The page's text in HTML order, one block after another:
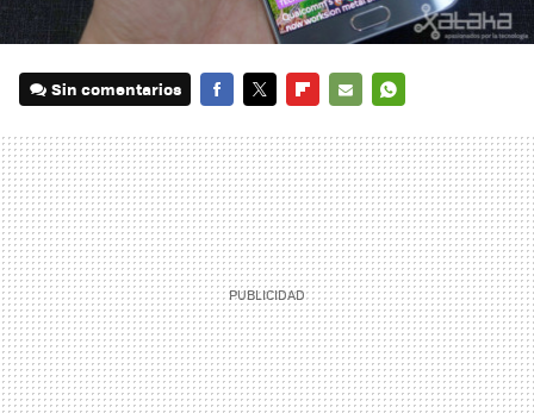
Sin comentarios
MAIL